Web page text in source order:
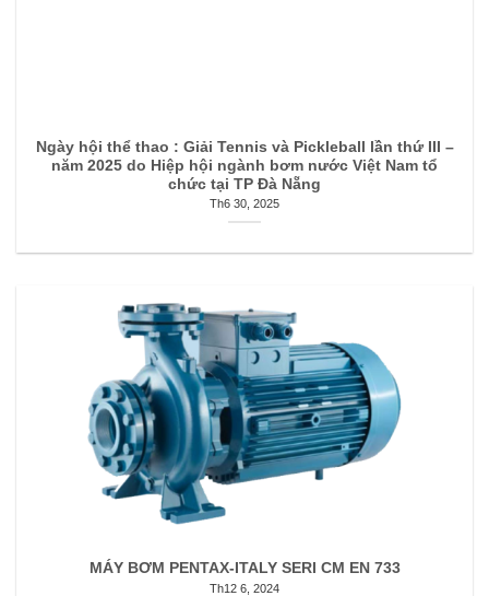
Ngày hội thể thao : Giải Tennis và Pickleball lần thứ III –
năm 2025 do Hiệp hội ngành bơm nước Việt Nam tổ
chức tại TP Đà Nẵng
Th6 30, 2025
MÁY BƠM PENTAX-ITALY SERI CM EN 733
Th12 6, 2024